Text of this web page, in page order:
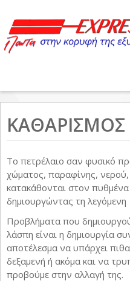
Βρίσκεστε εδώ:
Το πετρέλαιο σαν φυσικό
χώματος, παραφίνης,
κατακάθονται στον
δημιουργώντας τη λεγόμενη
Προβλήματα που
λάσπη είναι η δημιουργία
αποτέλεσμα να υπάρχει
δεξαμενή ή ακόμα και να
προβούμε στην αλλαγή της.